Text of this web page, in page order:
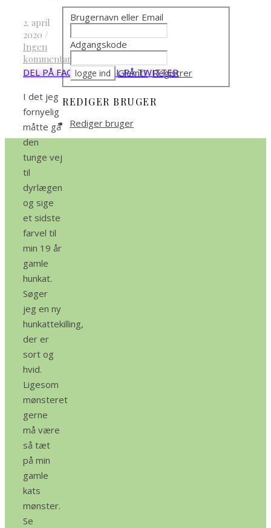
2. april
2020 /
Ingen
kommentarer
DEL PÅ FACEBOOKDEL PÅ TWITTER
I det jeg
fornyelig
måtte gå
den
tunge vej
til
dyrlægen
og sige
et sidste
farvel til
min 19 år
gamle
hunkat.
Søger
jeg en ny
hunkattekilling,
der er
sort og
hvid.
Ligesom
mønsteret
gerne
må være
så tæt
på min
gamle
kats
mønster.
Se
Brugernavn eller Email
Adgangskode
Glemt? Registrer
REDIGER BRUGER
Rediger bruger